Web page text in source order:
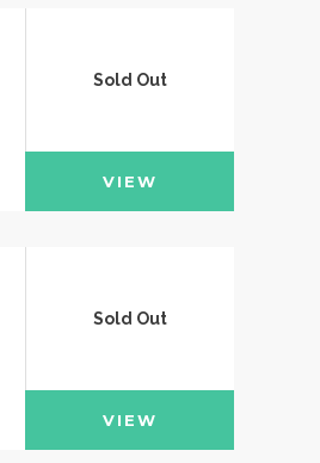
Sold Out
VIEW
Sold Out
VIEW